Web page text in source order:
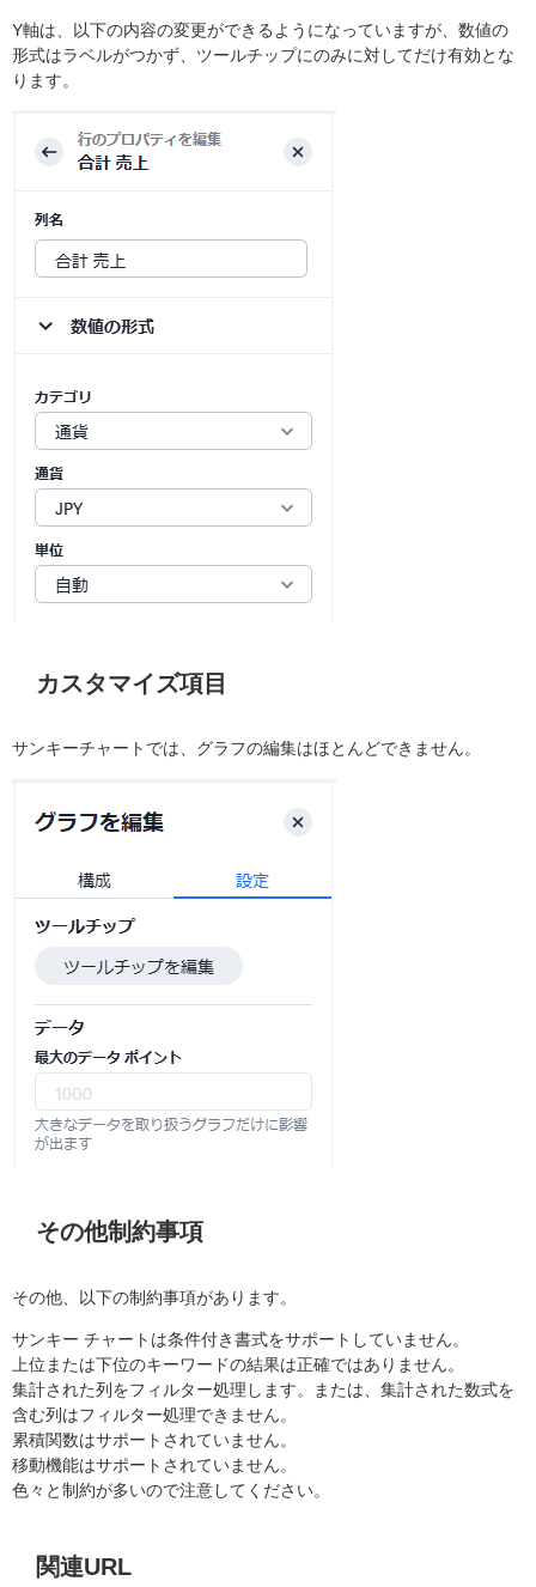
Y軸は、以下の内容の変更ができるようになっていますが、数値の
形式はラベルがつかず、ツールチップにのみに対してだけ有効とな
ります。
カスタマイズ項目
サンキーチャートでは、グラフの編集はほとんどできません。
その他制約事項
その他、以下の制約事項があります。
サンキー チャートは条件付き書式をサポートしていません。
上位または下位のキーワードの結果は正確ではありません。
集計された列をフィルター処理します。または、集計された数式を
含む列はフィルター処理できません。
累積関数はサポートされていません。
移動機能はサポートされていません。
色々と制約が多いので注意してください。
関連URL